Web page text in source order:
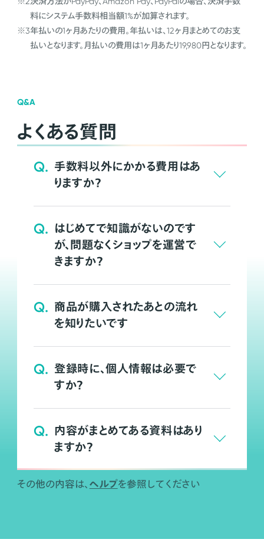
料にシステム手数料相当額1%が加算されます。
※3年払いの1ヶ月あたりの費用。年払いは、12ヶ月まとめてのお支
払いとなります。月払いの費用は1ヶ月あたり19,980円となります。
Q&A
よくある質問
Q. 手数料以外にかかる費用はあ
りますか？
Q. はじめてで知識がないのです
が、問題なくショップを運営で
きますか？
Q. 商品が購入されたあとの流れ
を知りたいです
Q. 登録時に、個人情報は必要で
すか？
Q. 内容がまとめてある資料はあり
ますか？
その他の内容は、 ヘルプを参照してください